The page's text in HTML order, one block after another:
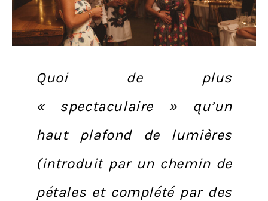
Quoi de plus
« spectaculaire » qu’un
haut plafond de lumières
(introduit par un chemin de
pétales et complété par des